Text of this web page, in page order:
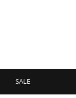
SALE